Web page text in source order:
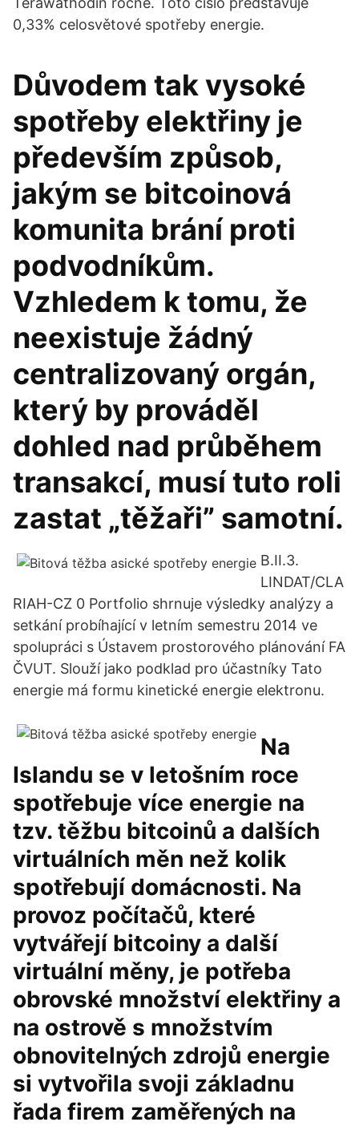
0,33% celosvětové spotřeby energie.
Důvodem tak vysoké
spotřeby elektřiny je
především způsob,
jakým se bitcoinová
komunita brání proti
podvodníkům.
Vzhledem k tomu, že
neexistuje žádný
centralizovaný orgán,
který by prováděl
dohled nad průběhem
transakcí, musí tuto roli
zastat „těžaři” samotní.
B.II.3.
LINDAT/CLA
RIAH-CZ 0 Portfolio shrnuje výsledky analýzy a
setkání probíhající v letním semestru 2014 ve
spolupráci s Ústavem prostorového plánování FA
ČVUT. Slouží jako podklad pro účastníky Tato
energie má formu kinetické energie elektronu.
Na
Islandu se v letošním roce
spotřebuje více energie na
tzv. těžbu bitcoinů a dalších
virtuálních měn než kolik
spotřebují domácnosti. Na
provoz počítačů, které
vytvářejí bitcoiny a další
virtuální měny, je potřeba
obrovské množství elektřiny a
na ostrově s množstvím
obnovitelných zdrojů energie
si vytvořila svoji základnu
řada firem zaměřených na